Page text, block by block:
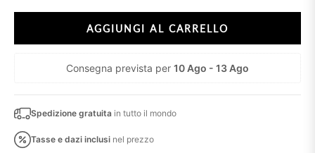
AGGIUNGI AL CARRELLO
Consegna prevista per 10 Ago - 13 Ago
Spedizione gratuita in tutto il mondo
Tasse e dazi inclusi nel prezzo